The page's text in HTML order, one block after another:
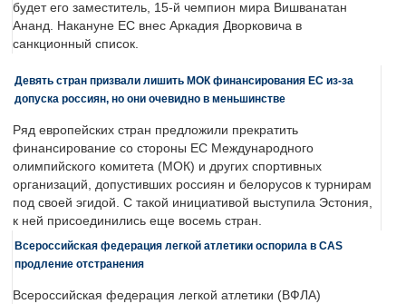
будет его заместитель, 15-й чемпион мира Вишванатан
Ананд. Накануне ЕС внес Аркадия Дворковича в
санкционный список.
Девять стран призвали лишить МОК финансирования ЕС из-за
допуска россиян, но они очевидно в меньшинстве
Ряд европейских стран предложили прекратить
финансирование со стороны ЕС Международного
олимпийского комитета (МОК) и других спортивных
организаций, допустивших россиян и белорусов к турнирам
под своей эгидой. С такой инициативой выступила Эстония,
к ней присоединились еще восемь стран.
Всероссийская федерация легкой атлетики оспорила в CAS
продление отстранения
Всероссийская федерация легкой атлетики (ВФЛА)